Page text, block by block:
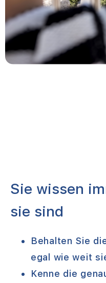
Sie wissen
sie sind
Behalten Sie
egal wie weit
Kenne die